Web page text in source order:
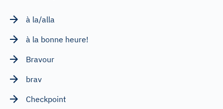
à la/alla
à la bonne heure!
Bravour
brav
Checkpoint